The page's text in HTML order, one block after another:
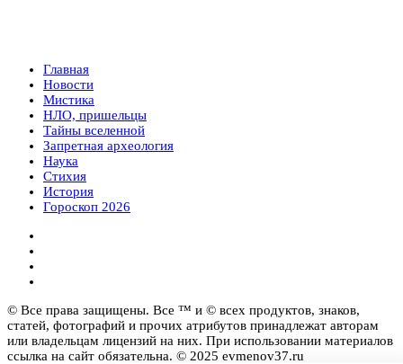
Главная
Новости
Мистика
НЛО, пришельцы
Тайны вселенной
Запретная археология
Наука
Стихия
История
Гороскоп 2026
© Все права защищены. Все ™ и © всех продуктов, знаков,
статей, фотографий и прочих атрибутов принадлежат авторам
или владельцам лицензий на них. При использовании материалов
ссылка на сайт обязательна. © 2025 evmenov37.ru